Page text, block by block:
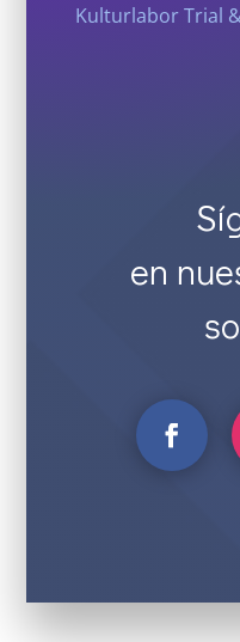
Kulturlabor Trial
en